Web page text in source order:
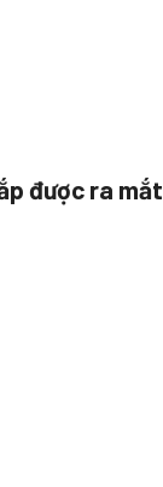
được ra mắt